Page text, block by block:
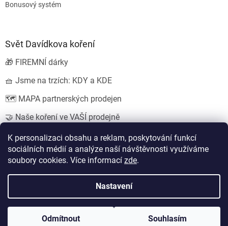
K personalizaci obsahu a reklam, poskytování funkcí
sociálních médií a analýze naší návštěvnosti využíváme
soubory cookies. Více informací zde.
Nastavení
Odmítnout Souhlasím
Bonusový systém
Svět Davídkova koření
🎁 FIREMNÍ dárky
🧺 Jsme na trzích: KDY a KDE
🗺️ MAPA partnerských prodejen
🤝 Naše koření ve VAŠÍ prodejně
💍 SVATEBNÍ dárky
Koření od Davídka s.r.o.
vyhrazena.
Upravit nastavení cookies